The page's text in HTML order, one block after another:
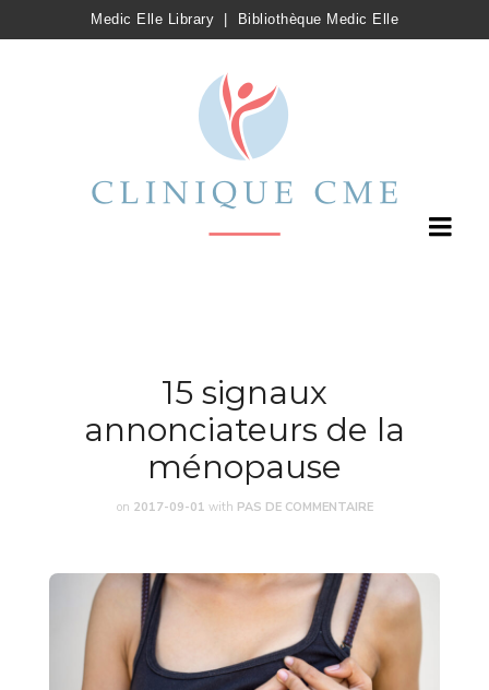
Medic Elle Library Bibliothèque Medic Elle
15 signaux
annonciateurs de la
ménopause
on 2017-09-01 with PAS DE COMMENTAIRE